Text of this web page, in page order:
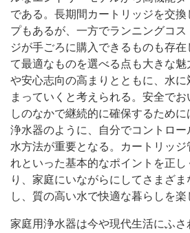
である。長期間カートリッジを交換
プもあるが、一方でランニングコ
ジが手ごろに購入できるものも存
て最適なものを選べる点も大きな
や安心志向の高まりとともに、水
まっていくと考えられる。安全で
しのなかで継続的に確保するため
浄水器のように、自分でコントロ
水方法が重要となる。カートリッジ
れといった基本的なポイントを正し
り、家庭にいながらにしてさまざ
し、質の高い水で快適な暮らしを楽
家庭用浄水器は今や現代生活にふ